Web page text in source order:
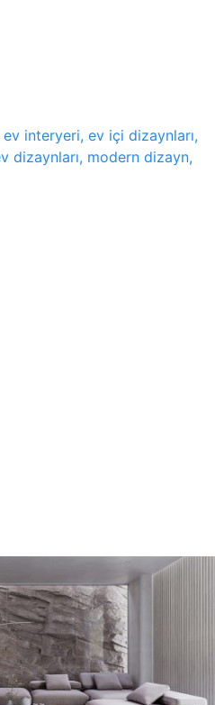
interyeri, ev içi dizaynları,
dizaynları, modern dizayn,